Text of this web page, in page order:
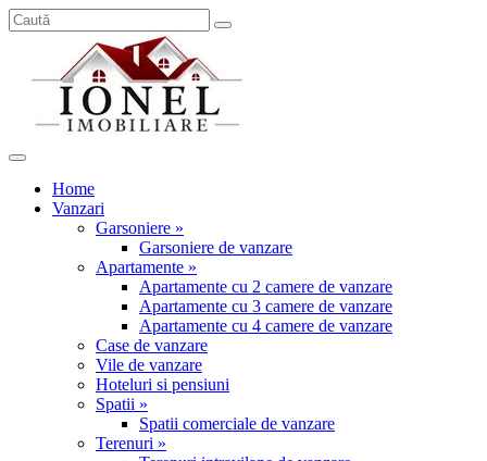
Home
Vanzari
Garsoniere »
Garsoniere de vanzare
Apartamente »
Apartamente cu 2 camere de vanzare
Apartamente cu 3 camere de vanzare
Apartamente cu 4 camere de vanzare
Case de vanzare
Vile de vanzare
Hoteluri si pensiuni
Spatii »
Spatii comerciale de vanzare
Terenuri »